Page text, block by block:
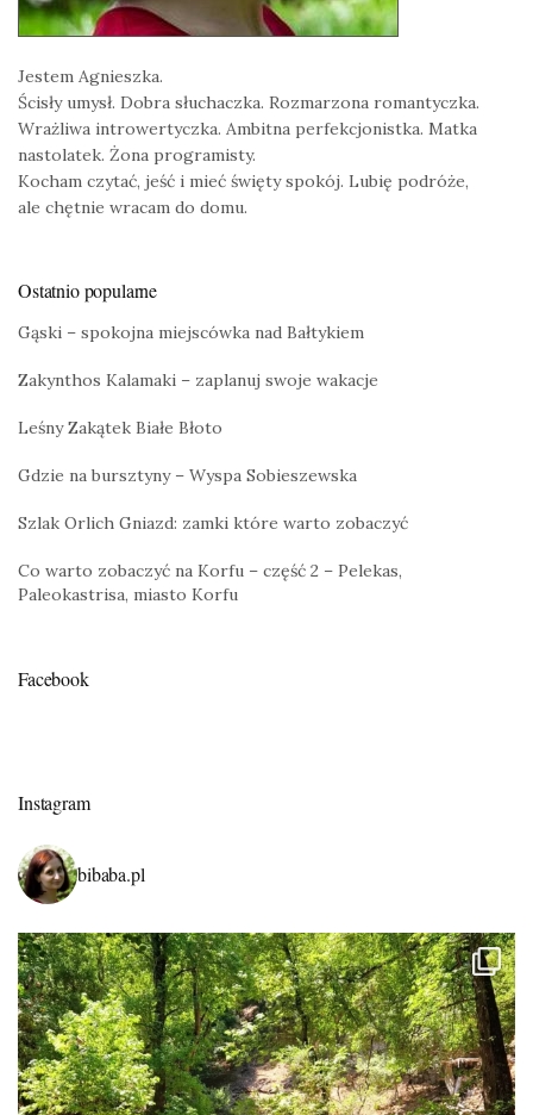
Jestem Agnieszka.
Ścisły umysł. Dobra słuchaczka. Rozmarzona romantyczka.
Wrażliwa introwertyczka. Ambitna perfekcjonistka. Matka
nastolatek. Żona programisty.
Kocham czytać, jeść i mieć święty spokój. Lubię podróże,
ale chętnie wracam do domu.
Ostatnio popularne
Gąski – spokojna miejscówka nad Bałtykiem
Zakynthos Kalamaki – zaplanuj swoje wakacje
Leśny Zakątek Białe Błoto
Gdzie na bursztyny – Wyspa Sobieszewska
Szlak Orlich Gniazd: zamki które warto zobaczyć
Co warto zobaczyć na Korfu – część 2 – Pelekas,
Paleokastrisa, miasto Korfu
Facebook
Instagram
bibaba.pl